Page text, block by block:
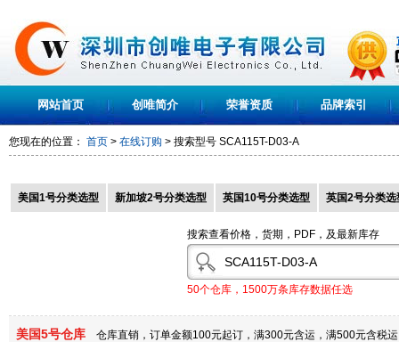
网站首页 创唯简介 荣誉资质 品牌索引
您现在的位置： 首页 > 在线订购 > 搜索型号 SCA115T-D03-A
美国1号分类选型 新加坡2号分类选型 英国10号分类选型 英国2号分类选
搜索查看价格，货期，PDF，及最新库存
50个仓库，1500万条库存数据任选
美国5号仓库 仓库直销，订单金额100元起订，满300元含运，满500元含税